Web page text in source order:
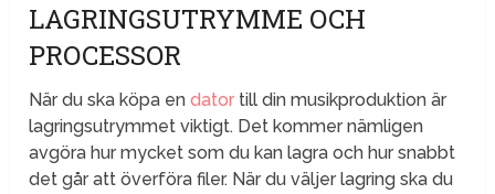
LAGRINGSUTRYMME OCH
PROCESSOR
När du ska köpa endator till din musikproduktion är
lagringsutrymmet viktigt. Det kommer nämligen
avgöra hur mycket som du kan lagra och hur snabbt
det går att överföra filer. När du väljer lagring ska du